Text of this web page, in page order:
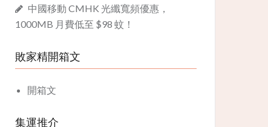
中國移動 CMHK 光纖寬頻優惠，
1000MB 月費低至 $98 蚊！
敗家精開箱文
開箱文
集運推介